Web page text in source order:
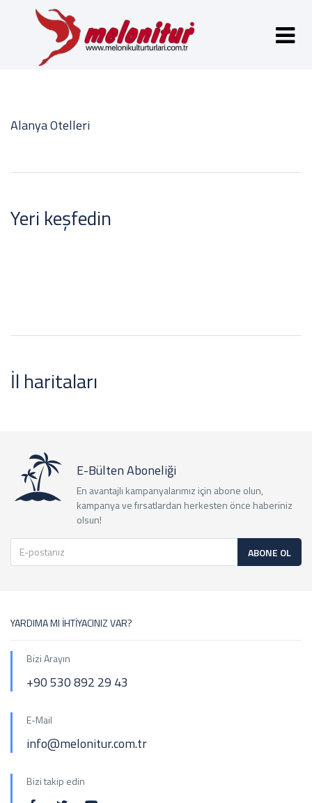
Alanya Otelleri
Yeri keşfedin
İl haritaları
E-Bülten Aboneliği
En avantajlı kampanyalarımız için abone olun,
kampanya ve fırsatlardan herkesten önce haberiniz
olsun!
ABONE OL
YARDIMA MI İHTİYACINIZ VAR?
Bizi Arayın
+90 530 892 29 43
E-Mail
info@melonitur.com.tr
Bizi takip edin